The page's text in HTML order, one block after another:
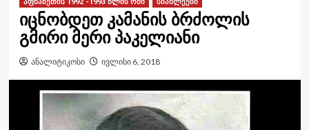
იცნობდეთ კამანის ბრძოლის
გმირი მერი პაკელიანი
ანალიტიკოსი ივლისი 6, 2018